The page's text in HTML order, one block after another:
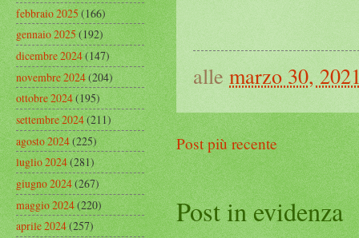
alle marzo 30,
Post più recente
Post in evidenza
febbraio 2025(166)
gennaio 2025(192)
dicembre 2024(147)
novembre 2024(204)
ottobre 2024(195)
settembre 2024(211)
agosto 2024(225)
luglio 2024(281)
giugno 2024(267)
maggio 2024(220)
aprile 2024(257)